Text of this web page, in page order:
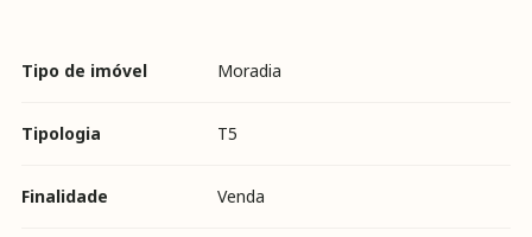
Tipo de imóvel Moradia
Tipologia T5
Finalidade Venda